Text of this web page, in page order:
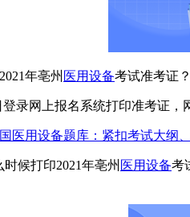
年亳州 医用设备考试准考证
录网上报名系统打印准考证，
医用设备题库：紧扣考试大纲
候打印2021年亳州 医用设备考